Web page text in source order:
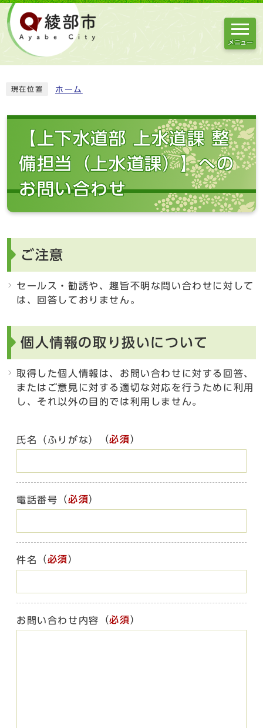
メニュー
現在位置 ホーム
【上下水道部 上水道課 整
備担当（上水道課）】への
お問い合わせ
ご注意
セールス・勧誘や、趣旨不明な問い合わせに対して
は、回答しておりません。
個人情報の取り扱いについて
取得した個人情報は、お問い合わせに対する回答、
またはご意見に対する適切な対応を行うために利用
し、それ以外の目的では利用しません。
氏名（ふりがな） （必須）
電話番号 （必須）
件名 （必須）
お問い合わせ内容 （必須）